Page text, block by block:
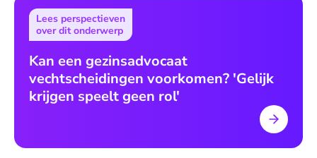
Lees perspectieven
over dit onderwerp
Kan een gezinsadvocaat
vechtscheidingen voorkomen? 'Gelijk
krijgen speelt geen rol'